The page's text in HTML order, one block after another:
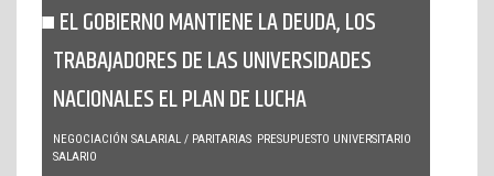
EL GOBIERNO MANTIENE LA DEUDA, LOS
TRABAJADORES DE LAS UNIVERSIDADES
NACIONALES EL PLAN DE LUCHA
NEGOCIACIÓN SALARIAL / PARITARIAS PRESUPUESTO UNIVERSITARIO
SALARIO